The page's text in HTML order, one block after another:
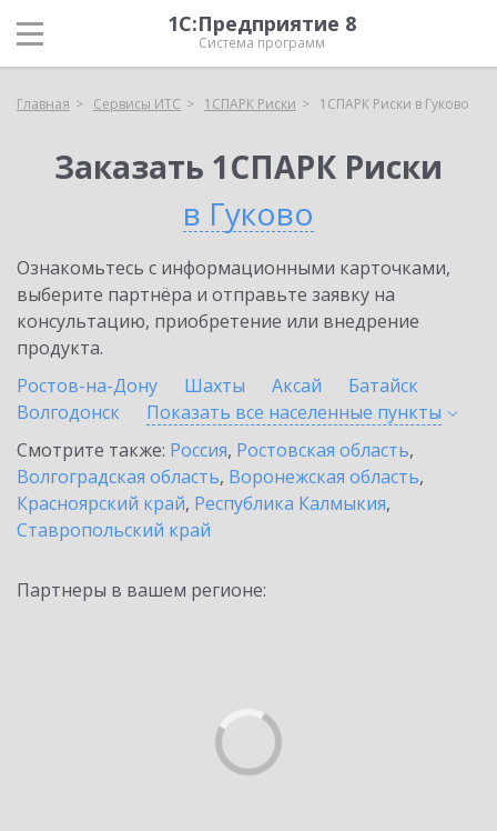
1С:Предприятие 8
Система программ
Главная Сервисы ИТС 1СПАРК Риски 1СПАРК Риски в Гуково
Заказать 1СПАРК Риски
в Гуково
Ознакомьтесь с информационными карточками,
выберите партнёра и отправьте заявку на
консультацию, приобретение или внедрение
продукта.
Ростов-на-Дону
Шахты Аксай
Батайск
Волгодонск
Показать все населенные пункты
Смотрите также: Россия, Ростовская область,
Волгоградская область, Воронежская область,
Красноярский край, Республика Калмыкия,
Ставропольский край
Партнеры в вашем регионе: